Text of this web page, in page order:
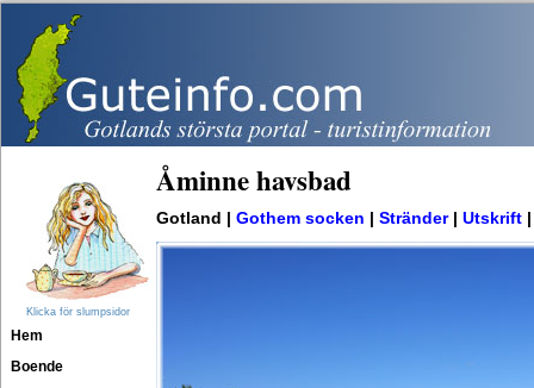
Klicka för slumpsidor
Hem
Boende
Åminne havsbad
Gotland | Gothem socken Stränder| Utskrift